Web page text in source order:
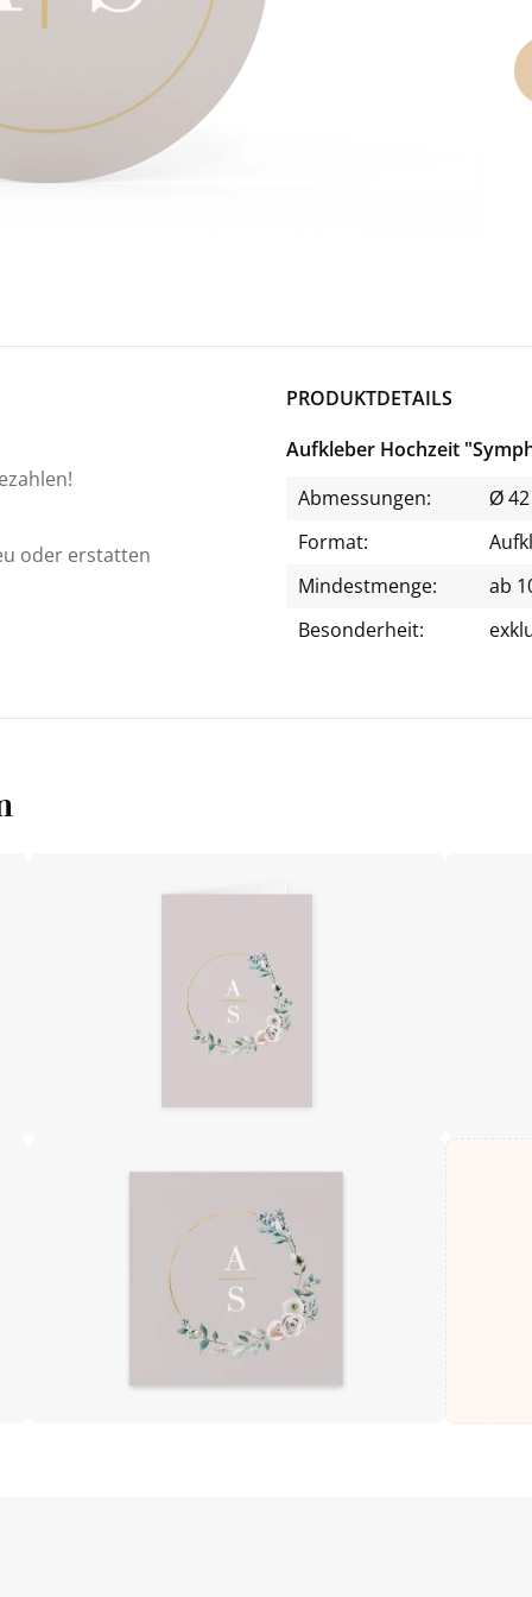
oder erstatten
PRODUKTDETAILS
Aufkleber Hochzeit
Abmessungen:
Ø
Format:
Mindestmenge:
ab
Besonderheit: